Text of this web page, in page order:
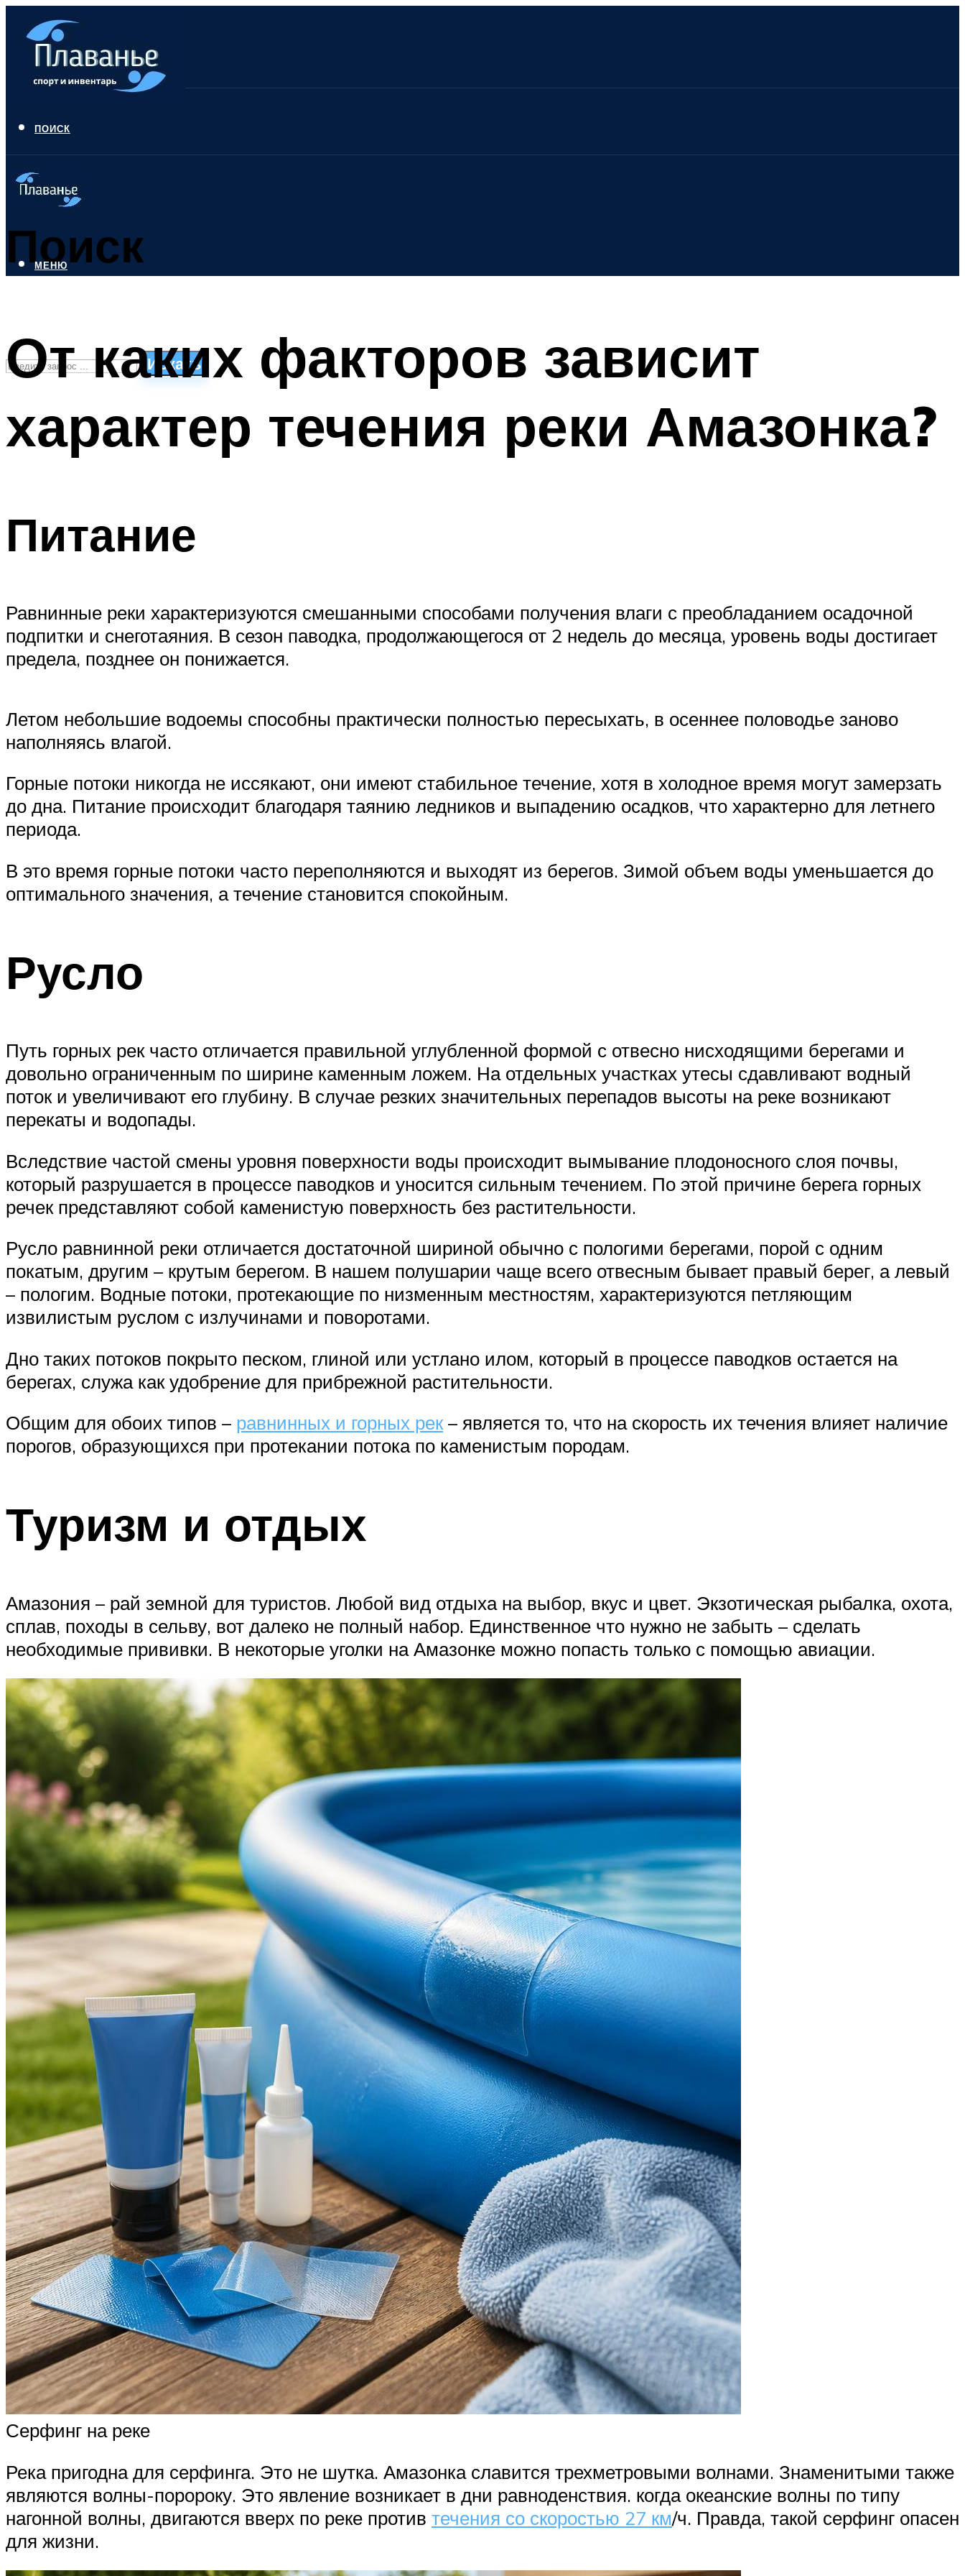
ПОИСК
Поиск
Искать
ПЛАВАНЬЕ ДЛЯ ДЕТЕЙ
ПЛАВАНЬЕ ДЛЯ ПОХУДЕНИЯ
МЕНЮ
МЕНЮ
От каких факторов зависит
характер течения реки Амазонка?
Питание
Равнинные реки характеризуются смешанными способами получения влаги с преобладанием осадочной
подпитки и снеготаяния. В сезон паводка, продолжающегося от 2 недель до месяца, уровень воды достигает
предела, позднее он понижается.
Летом небольшие водоемы способны практически полностью пересыхать, в осеннее половодье заново
наполняясь влагой.
Горные потоки никогда не иссякают, они имеют стабильное течение, хотя в холодное время могут замерзать
до дна. Питание происходит благодаря таянию ледников и выпадению осадков, что характерно для летнего
периода.
В это время горные потоки часто переполняются и выходят из берегов. Зимой объем воды уменьшается до
оптимального значения, а течение становится спокойным.
Русло
Путь горных рек часто отличается правильной углубленной формой с отвесно нисходящими берегами и
довольно ограниченным по ширине каменным ложем. На отдельных участках утесы сдавливают водный
поток и увеличивают его глубину. В случае резких значительных перепадов высоты на реке возникают
перекаты и водопады.
Вследствие частой смены уровня поверхности воды происходит вымывание плодоносного слоя почвы,
который разрушается в процессе паводков и уносится сильным течением. По этой причине берега горных
речек представляют собой каменистую поверхность без растительности.
Русло равнинной реки отличается достаточной шириной обычно с пологими берегами, порой с одним
покатым, другим – крутым берегом. В нашем полушарии чаще всего отвесным бывает правый берег, а левый
– пологим. Водные потоки, протекающие по низменным местностям, характеризуются петляющим
извилистым руслом с излучинами и поворотами.
Дно таких потоков покрыто песком, глиной или устлано илом, который в процессе паводков остается на
берегах, служа как удобрение для прибрежной растительности.
Общим для обоих типов – равнинных и горных рек – является то, что на скорость их течения влияет наличие
порогов, образующихся при протекании потока по каменистым породам.
Туризм и отдых
Амазония – рай земной для туристов. Любой вид отдыха на выбор, вкус и цвет. Экзотическая рыбалка, охота,
сплав, походы в сельву, вот далеко не полный набор. Единственное что нужно не забыть – сделать
необходимые прививки. В некоторые уголки на Амазонке можно попасть только с помощью авиации.
Серфинг на реке
Река пригодна для серфинга. Это не шутка. Амазонка славится трехметровыми волнами. Знаменитыми также
являются волны-поророку. Это явление возникает в дни равноденствия. когда океанские волны по типу
нагонной волны, двигаются вверх по реке против течения со скоростью 27 км/ч. Правда, такой серфинг опасен
для жизни.